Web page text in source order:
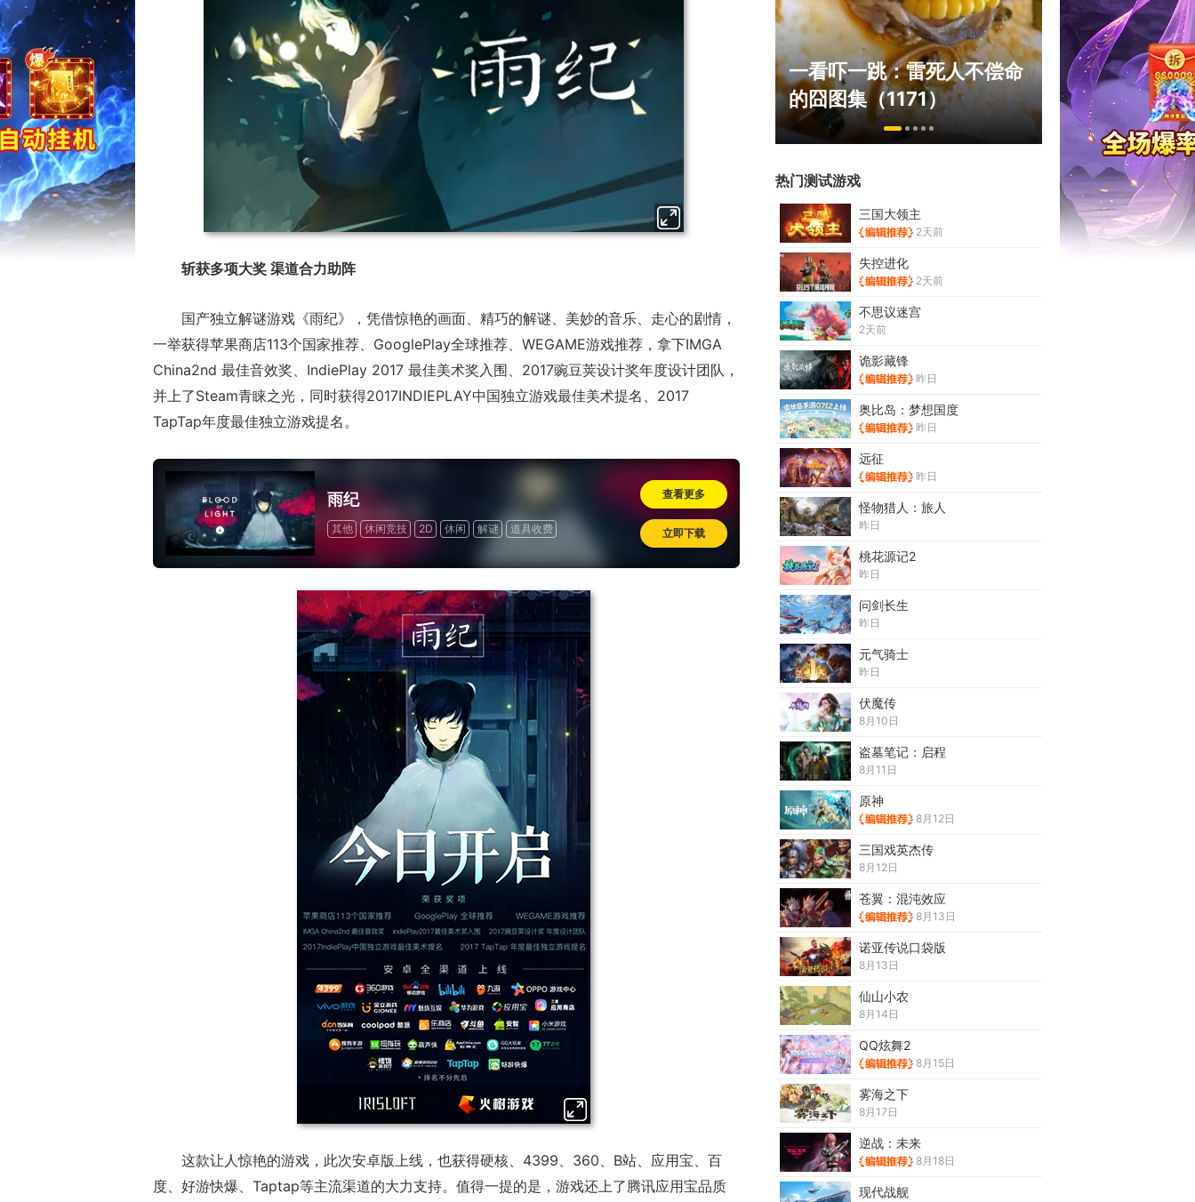
斩获多项大奖 渠道合力助阵
国产独立解谜游戏《雨纪》，凭借惊艳的画面、精巧的解谜、美妙的音乐、走心的剧情，
一举获得苹果商店113个国家推荐、GooglePlay全球推荐、WEGAME游戏推荐，拿下IMGA
China2nd 最佳音效奖、IndiePlay 2017 最佳美术奖入围、2017豌豆荚设计奖年度设计团队，
并上了Steam青睐之光，同时获得2017INDIEPLAY中国独立游戏最佳美术提名、2017
TapTap年度最佳独立游戏提名。
雨纪
其他 休闲竞技 2D 休闲 解谜 道具收费
查看更多
立即下载
这款让人惊艳的游戏，此次安卓版上线，也获得硬核、4399、360、B站、应用宝、百
度、好游快爆、Taptap等主流渠道的大力支持。值得一提的是，游戏还上了腾讯应用宝品质
17周年庆典 争霸赛大区火
爆开启
一看吓一跳：雷死人不偿命
的囧图集（1171）
绅士日报：国
拉爆了！大雷
play
热门测试游戏
三国大领主
2天前
失控进化
2天前
不思议迷宫
2天前
诡影藏锋
昨日
奥比岛：梦想国度
昨日
远征
昨日
怪物猎人：旅人
昨日
桃花源记2
昨日
问剑长生
昨日
元气骑士
昨日
伏魔传
8月10日
盗墓笔记：启程
8月11日
原神
8月12日
三国戏英杰传
8月12日
苍翼：混沌效应
8月13日
诺亚传说口袋版
8月13日
仙山小农
8月14日
QQ炫舞2
8月15日
雾海之下
8月17日
逆战：未来
8月18日
现代战舰